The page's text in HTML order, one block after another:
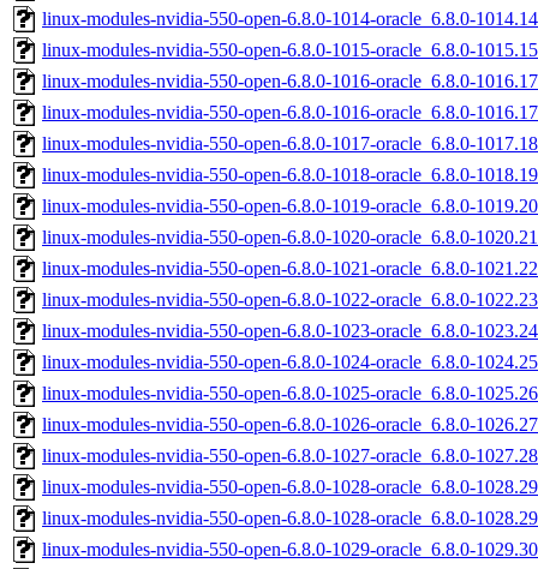
linux-modules-nvidia-550-open-6.8.0-1014-oracle_6.8.0-
linux-modules-nvidia-550-open-6.8.0-1015-oracle_6.8.0-
linux-modules-nvidia-550-open-6.8.0-1016-oracle_6.8.0-
linux-modules-nvidia-550-open-6.8.0-1016-oracle_6.8.0-
linux-modules-nvidia-550-open-6.8.0-1017-oracle_6.8.0-
linux-modules-nvidia-550-open-6.8.0-1018-oracle_6.8.0-
linux-modules-nvidia-550-open-6.8.0-1019-oracle_6.8.0-
linux-modules-nvidia-550-open-6.8.0-1020-oracle_6.8.0-
linux-modules-nvidia-550-open-6.8.0-1021-oracle_6.8.0-
linux-modules-nvidia-550-open-6.8.0-1022-oracle_6.8.0-
linux-modules-nvidia-550-open-6.8.0-1023-oracle_6.8.0-
linux-modules-nvidia-550-open-6.8.0-1024-oracle_6.8.0-
linux-modules-nvidia-550-open-6.8.0-1025-oracle_6.8.0-
linux-modules-nvidia-550-open-6.8.0-1026-oracle_6.8.0-
linux-modules-nvidia-550-open-6.8.0-1027-oracle_6.8.0-
linux-modules-nvidia-550-open-6.8.0-1028-oracle_6.8.0-
linux-modules-nvidia-550-open-6.8.0-1028-oracle_6.8.0-
linux-modules-nvidia-550-open-6.8.0-1029-oracle_6.8.0-